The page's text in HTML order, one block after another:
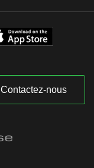
Contactez-nous